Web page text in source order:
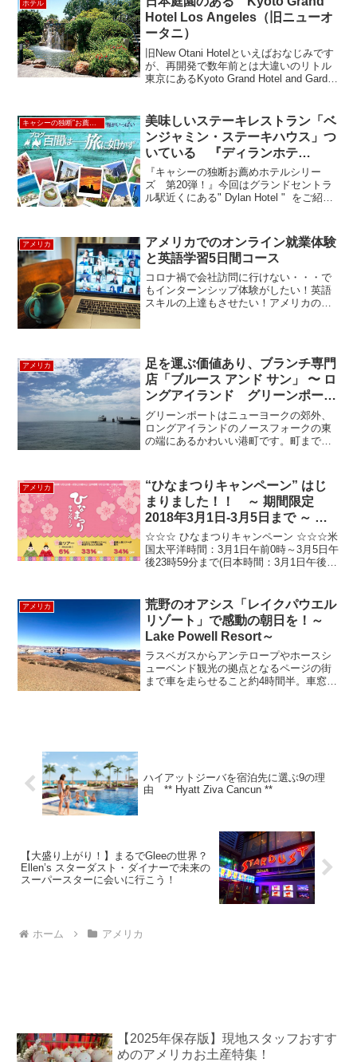
ホテル
Hotel Los Angeles（旧ニューオ
ータニ）
旧New Otani Hotelといえばおなじみです
が、再開発で数年前とは大違いのリトル
東京にあるKyoto Grand Hotel and Garden
で行きますが、...
美味しいステーキレストラン「ベ
ンジャミン・ステーキハウス」つ
いている 『ディランホテ
ル』 - Dylan Hotel
『キャシーの独断お薦めホテルシリー
ズ 第20弾！』今回はグランドセントラ
ル駅近くにある" Dylan Hotel " をご紹
してオープン。中2階にあったクラブラウ
ン...
アメリカ
アメリカでのオンライン就業体験
と英語学習5日間コース
コロナ禍で会社訪問に行けない・・・で
もインターンシップ体験がしたい！英語
スキルの上達もさせたい！アメリカの学
験が2021年3月22日...
アメリカ
足を運ぶ価値あり、ブランチ専門
店「ブルース アンド サン」 〜 ロ
ングアイランド グリーンポート
～
グリーンポートはニューヨークの郊外、
ロングアイランドのノースフォークの東
の端にあるかわいい港町です。町までの
間。週末の日帰りドライブ旅行にぴった
りの町です。今回行ってき...
アメリカ
“ひなまつりキャンペーン” はじ
まりました！！ ～ 期間限定
2018年3月1日-3月5日まで ～ 米
国太平洋時間
☆☆☆ ひなまつりキャンペーン ☆☆☆米
国太平洋時間：3月1日午前0時～3月5日午
後23時59分まで(日本時間：3月1日午後17
フ！！！(※一部除外品...
アメリカ
荒野のオアシス「レイクパウエル
リゾート」で感動の朝日を！～
Lake Powell Resort～
ラスベガスからアンテロープやホースシ
ューベンド観光の拠点となるページの街
まで車を走らせること約4時間半。車窓か
ハイアットジーバを宿泊先に選ぶ9の理
由 ** Hyatt Ziva Cancun ​**
【大盛り上がり！】まるでGleeの世界？
Ellen’s スターダスト・ダイナーで未来の
スーパースターに会いに行こう！
ホーム アメリカ
【2025年保存版】現地スタッフおすす
めのアメリカお土産特集！